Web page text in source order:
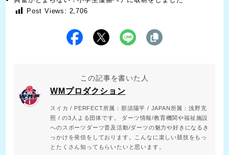
Post Views: 2,706
この記事を書いた人
WMプロダクション
スイカ / PERFECT所属：那須陽平 / JAPAN所属：浅野充
照 / の3人よる団体です。 ダーツ情報/教育機関や福祉施設
へのスポーツダーツ普及活動/ダーツの魅力や好きになるき
っかけを発信をしております。こんなに楽しい競技をもっ
とたくさん知ってもらいたいと思います。